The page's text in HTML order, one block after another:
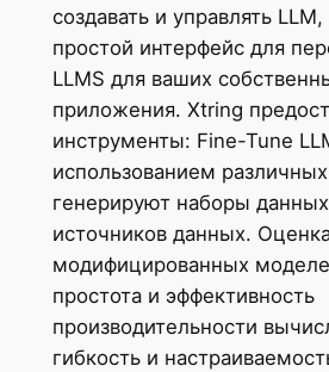
создавать и управлять
простой интерфейс для
LLMS для ваших
приложения. Xtring
инструменты: Fine-Tune
использованием
генерируют наборы
источников данных.
модифицированных
простота и эффективность
производительности
гибкость и